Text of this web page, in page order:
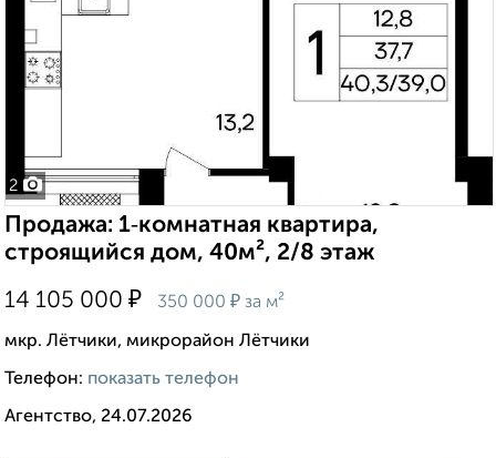
2
Продажа: 1‑комнатная квартира,
строящийся дом, 40м², 2/8 этаж
14 105 000 ₽ 350 000 ₽ за м²
мкр. Лётчики, микрорайон Лётчики
Телефон: показать телефон
Агентство, 24.07.2026